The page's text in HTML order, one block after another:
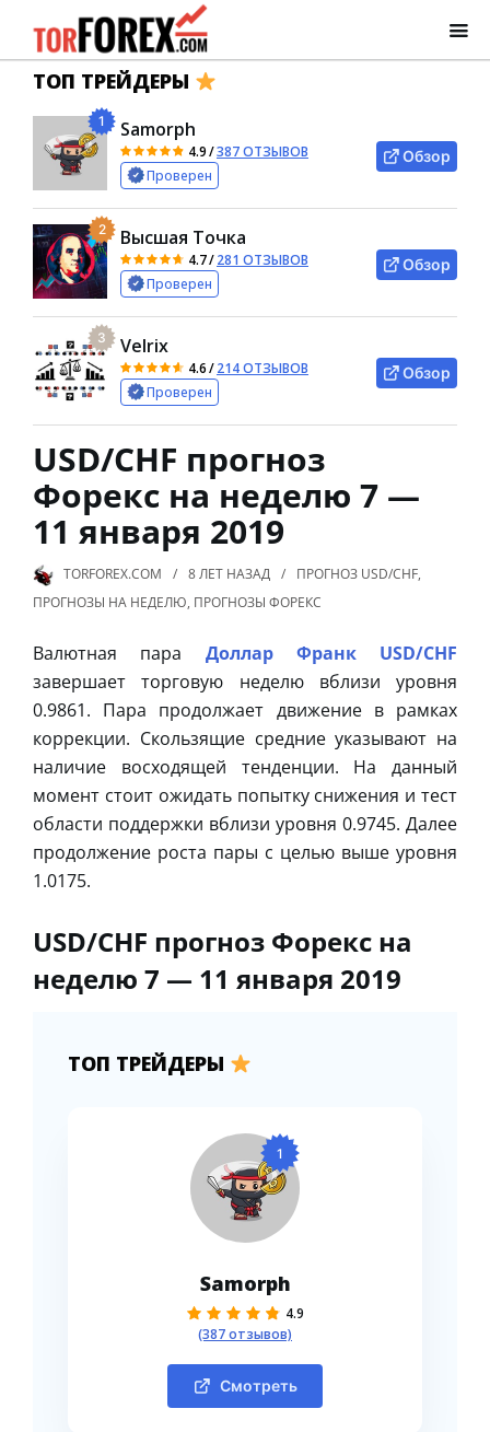
ТОП ТРЕЙДЕРЫ
1 Samorph
4.9/387 ОТЗЫВОВ
Проверен
Обзор
2 Высшая Точка
4.7/281 ОТЗЫВОВ
Проверен
Обзор
3 Velrix
4.6/214 ОТЗЫВОВ
Проверен
Обзор
USD/CHF прогноз
Форекс на неделю 7 —
11 января 2019
TORFOREX.COM 8 ЛЕТ НАЗАД ПРОГНОЗ USD/CHF,
ПРОГНОЗЫ НА НЕДЕЛЮ, ПРОГНОЗЫ ФОРЕКС
Валютная пара Доллар Франк USD/CHF
завершает торговую неделю вблизи уровня
0.9861. Пара продолжает движение в рамках
коррекции. Скользящие средние указывают на
наличие восходящей тенденции. На данный
момент стоит ожидать попытку снижения и тест
области поддержки вблизи уровня 0.9745. Далее
продолжение роста пары с целью выше уровня
1.0175.
USD/CHF прогноз Форекс на
неделю 7 — 11 января 2019
ТОП ТРЕЙДЕРЫ
1
Samorph
4.9
(387 отзывов)
Смотреть